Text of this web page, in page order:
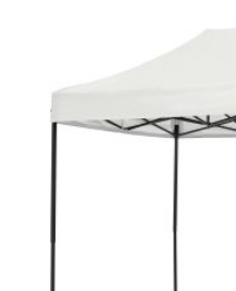
15,00 €